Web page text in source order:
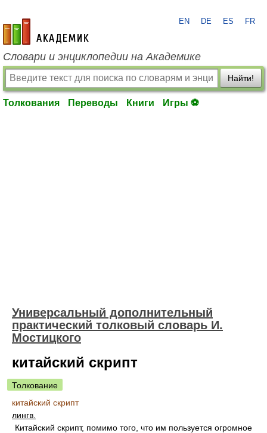
academic.ru
EN DE ES FR
Словари и энциклопедии на Академике
Найти!
Толкования Переводы Книги Игры ⚽
Универсальный дополнительный
практический толковый словарь И.
Мостицкого
китайский скрипт
Толкование
китайский скрипт
лингв.
Китайский скрипт, помимо того, что им пользуется огромное